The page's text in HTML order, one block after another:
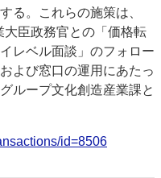
る。これらの施策は、
臣政務官との「価格転
レベル面談」のフォロー
よび窓口の運用にあたっ
ループ文化創造産業課と
id=8506